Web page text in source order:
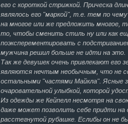
его с короткой стрижкой. Прическа
являлось его "маркой", т.е. тем по
на многое или же предложить многое,
то, чтобы сменить стиль ну или как
поэксперементировать с
мужчина решил больше не идти на это.
Так же девушек очень привлекают его
являются нечтым необычным, что не
остальными "частями Майкла". Ясные
очаровательной улыбкой, которой
Из одежды же Кейпелл несмотря на
даже может позволить себе придти на
расстегнутой рубашке. Еслибы он не